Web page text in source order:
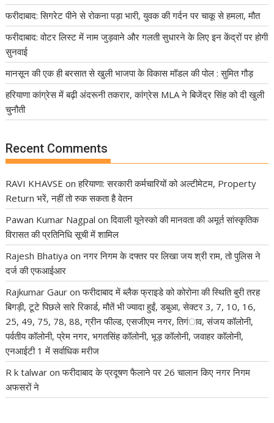
फरीदाबाद: सिगरेट पीने से रोकना पड़ा भारी, युवक की गर्दन पर चाकू से हमला, मौत
फरीदाबाद: वोटर लिस्ट में नाम जुड़वाने और गलती सुधारने के लिए इन केंद्रों पर होगी
सुनवाई
मानसून की एक ही बरसात से खुली भाजपा के विकास मॉडल की पोल : सुमित गौड़
हरियाणा कांग्रेस में बढ़ी अंदरूनी तकरार, कांग्रेस MLA ने बिजेंद्र सिंह को दी खुली
चुनौती
Recent Comments
RAVI KHAVSE onहरियाणा: सरकारी कर्मचारियों को अल्टीमेटम, Property
Return भरें, नहीं तो रुक सकता है वेतन
Pawan Kumar Nagpal onदिवाली यूनेस्को की मानवता की अमूर्त सांस्कृतिक
विरासत की प्रतिनिधि सूची में शामिल
Rajesh Bhatiya onनगर निगम के दफ्तर पर लिखा जय श्री राम, तो पुलिस ने
दर्ज की एफआईआर
Rajkumar Gaur onफरीदाबाद में ब्लैक फ्राइडे को कोरोना की स्थिति बुरी तरह
बिगड़ी, टूटे पिछले सारे रिकार्ड, मौतें भी ज्यादा हुईं, डबुआ, सेक्टर 3, 7, 10, 16,
25, 49, 75, 78, 88, ग्रीन फील्ड, एसजीएम नगर, तिगंाव, संजय कॉलोनी,
पर्वतीय कॉलोनी, प्रेम नगर, भगतसिंह कॉलोनी, भूड़ कॉलोनी, जवाहर कॉलोनी,
एनआईटी 1 में सर्वाधिक मरीज
R k talwar onफरीदाबाद के प्रदूषण फैलाने पर 26 चालान किए नगर निगम
अफसरों ने